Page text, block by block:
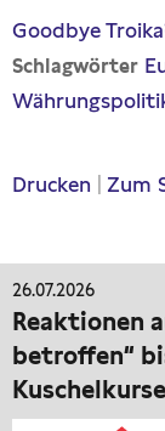
Goodbye
Schlagwörter
Drucken Zum
26.07.2026
Reaktionen
betroffen“